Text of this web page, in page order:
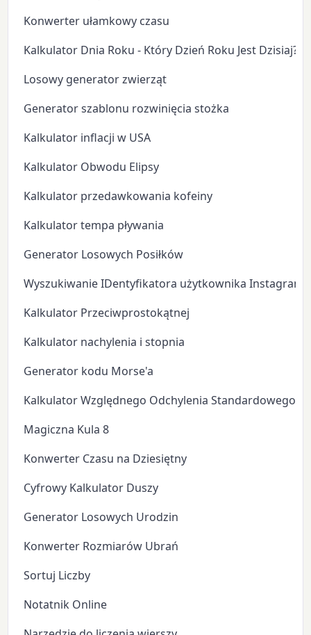
Konwerter ułamkowy czasu
Kalkulator Dnia Roku - Który Dzień Roku Jest Dzisiaj?
Losowy generator zwierząt
Generator szablonu rozwinięcia stożka
Kalkulator inflacji w USA
Kalkulator Obwodu Elipsy
Kalkulator przedawkowania kofeiny
Kalkulator tempa pływania
Generator Losowych Posiłków
Wyszukiwanie IDentyfikatora użytkownika Instagram
Kalkulator Przeciwprostokątnej
Kalkulator nachylenia i stopnia
Generator kodu Morse'a
Kalkulator Względnego Odchylenia Standardowego
Magiczna Kula 8
Konwerter Czasu na Dziesiętny
Cyfrowy Kalkulator Duszy
Generator Losowych Urodzin
Konwerter Rozmiarów Ubrań
Sortuj Liczby
Notatnik Online